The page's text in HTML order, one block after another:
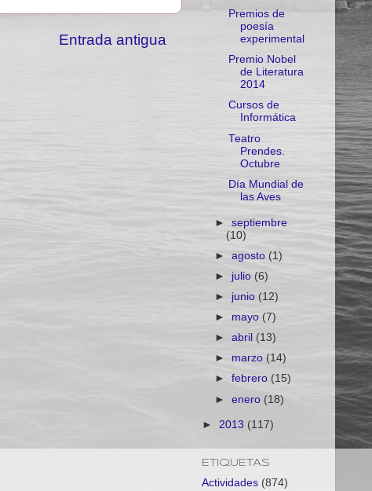
Entrada antigua
Premios de
poesía
experimental
Premio Nobel
de Literatura
2014
Cursos de
Informática
Teatro
Prendes.
Octubre
Día Mundial de
las Aves
►septiembre
(10)
►agosto (1)
► julio (6)
► junio(12)
► mayo (7)
►abril (13)
► marzo(14)
►febrero (15)
►enero (18)
► 2013 (117)
ETIQUETAS
Actividades (874)